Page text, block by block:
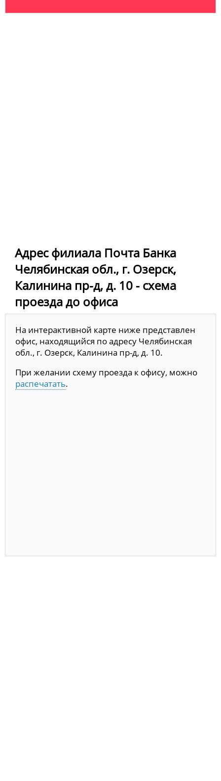
Адрес филиала Почта Банка
Челябинская обл., г. Озерск,
Калинина пр-д, д. 10 - схема
проезда до офиса
На интерактивной карте ниже представлен
офис, находящийся по адресу Челябинская
обл., г. Озерск, Калинина пр-д, д. 10.
При желании схему проезда к офису, можно
распечатать.